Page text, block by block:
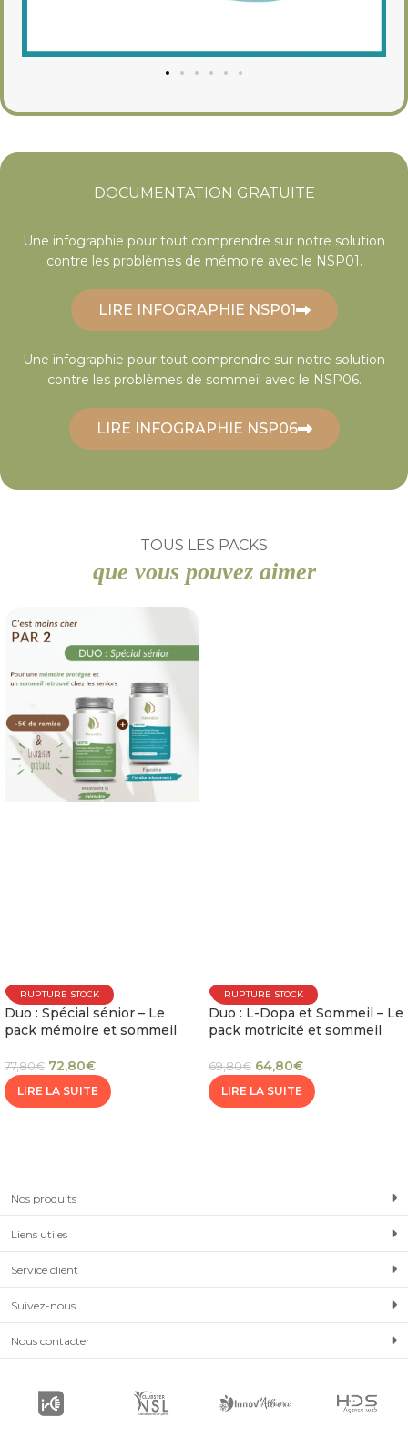
DOCUMENTATION GRATUITE
Une infographie pour tout comprendre sur notre solution
contre les problèmes de mémoire avec le NSP01.
LIRE INFOGRAPHIE NSP01
Une infographie pour tout comprendre sur notre solution
contre les problèmes de sommeil avec le NSP06.
LIRE INFOGRAPHIE NSP06
TOUS LES PACKS
que vous pouvez aimer
RUPTURE STOCK
Duo : Spécial sénior – Le
pack mémoire et sommeil
77,80€ 72,80€
LIRE LA SUITE
RUPTURE STOCK
Duo : L-Dopa et Sommeil – Le
pack motricité et sommeil
69,80€ 64,80€
LIRE LA SUITE
Nos produits
Liens utiles
Service client
Suivez-nous
Nous contacter